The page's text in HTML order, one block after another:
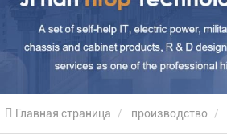
Главная страница производство